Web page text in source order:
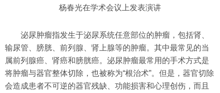
杨春光在学术会议上发表演讲
泌尿肿瘤指发生于泌尿系统任意部位的肿瘤，包括肾、
输尿管、膀胱、前列腺、肾上腺等的肿瘤。其中最常见的当
属前列腺癌、肾癌和膀胱癌。泌尿肿瘤最常用的手术方式是
将肿瘤与器官整体切除，也被称为“根治术”。但是，器官切除
会造成患者不可逆的器官残缺、功能损害和心理创伤，而且